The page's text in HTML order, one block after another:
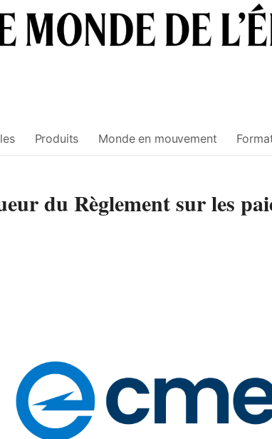
Produits Monde en mouvement
du Règlement sur les